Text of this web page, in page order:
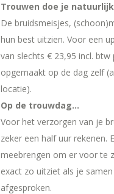
Trouwen doe je
De bruidsmeisjes,
hun best uitzien. Voor een
van slechts € 23,95 incl.
opgemaakt op de dag zelf
locatie).
Op de trouwdag…
Voor het verzorgen van je
zeker een half uur rekenen.
meebrengen om er voor te
exact zo uitziet als je
afgesproken.